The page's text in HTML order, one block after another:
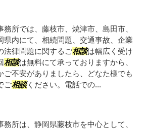
所では、藤枝市、焼津市、島田市、
県内にて、相続問題、交通事故、企業
法律問題に関するご相談は幅広く受け
相談は無料にて承っておりますから、
ご不安がありましたら、どなた様でも
ご相談ください。電話での...
所は、静岡県藤枝市を中心として、